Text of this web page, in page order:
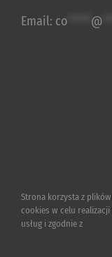
Email: co @
Strona korzysta z plików
cookies w celu realizacji
usług i zgodnie z